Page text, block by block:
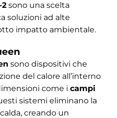
sono una scelta
soluzioni ad alte
impatto ambientale.
sono dispositivi che
del calore all’interno
come i campi
sistemi eliminano la
creando un